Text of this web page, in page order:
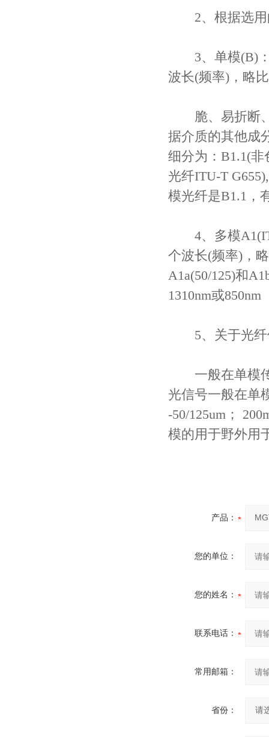
2、根据选用
3、单模(B)：
波长(频率)，略
脆、易折断、
据介质的其他成
细分为：B1.1(
光纤ITU-T
模光纤是B1.1，
4、多模
个波长(频率)，
A1a(50/125)和
1310nm或850nm
5、关于光纤
一般在单模传
光信号一般在单
-50/125um；
模的用于野外用
产品：
您的单位：
您的姓名：
联系电话：
常用邮箱：
省份：